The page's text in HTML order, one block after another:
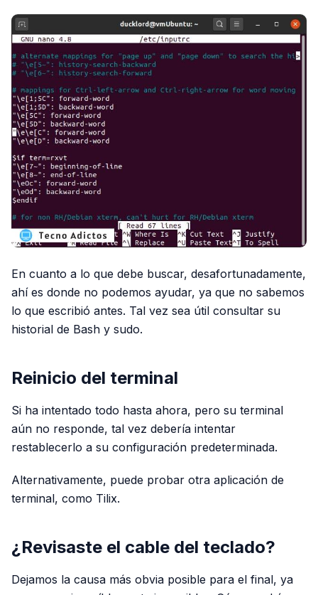
En cuanto a lo que debe buscar, desafortunadamente,
ahí es donde no podemos ayudar, ya que no sabemos
lo que escribió antes. Tal vez sea útil consultar su
historial de Bash y sudo.
Reinicio del terminal
Si ha intentado todo hasta ahora, pero su terminal
aún no responde, tal vez debería intentar
restablecerlo a su configuración predeterminada.
Alternativamente, puede probar otra aplicación de
terminal, como Tilix.
¿Revisaste el cable del teclado?
Dejamos la causa más obvia posible para el final, ya